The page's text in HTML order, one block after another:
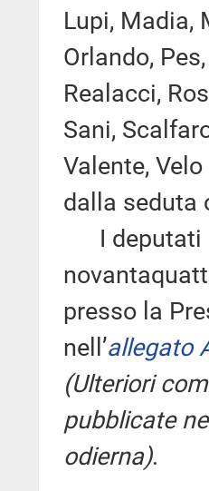
Lupi, Madia,
Orlando,
Realacci,
Sani,
Valente,
dalla seduta
I deputati
presso la
nell’allegato
(Ulteriori
pubblicate
odierna).